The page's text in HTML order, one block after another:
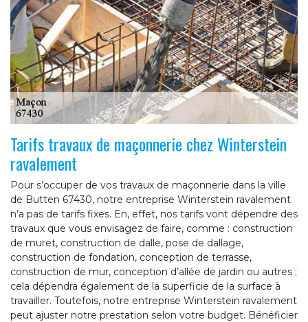
Tarifs travaux de maçonnerie chez Winterstein
ravalement
Pour s’occuper de vos travaux de maçonnerie dans la ville
de Butten 67430, notre entreprise Winterstein ravalement
n’a pas de tarifs fixes. En, effet, nos tarifs vont dépendre des
travaux que vous envisagez de faire, comme : construction
de muret, construction de dalle, pose de dallage,
construction de fondation, conception de terrasse,
construction de mur, conception d’allée de jardin ou autres ;
cela dépendra également de la superficie de la surface à
travailler. Toutefois, notre entreprise Winterstein ravalement
peut ajuster notre prestation selon votre budget. Bénéficier